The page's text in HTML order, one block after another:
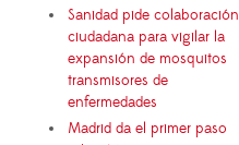
Sanidad pide colaboración
ciudadana para vigilar la
expansión de mosquitos
transmisores de
enfermedades
Madrid da el primer paso